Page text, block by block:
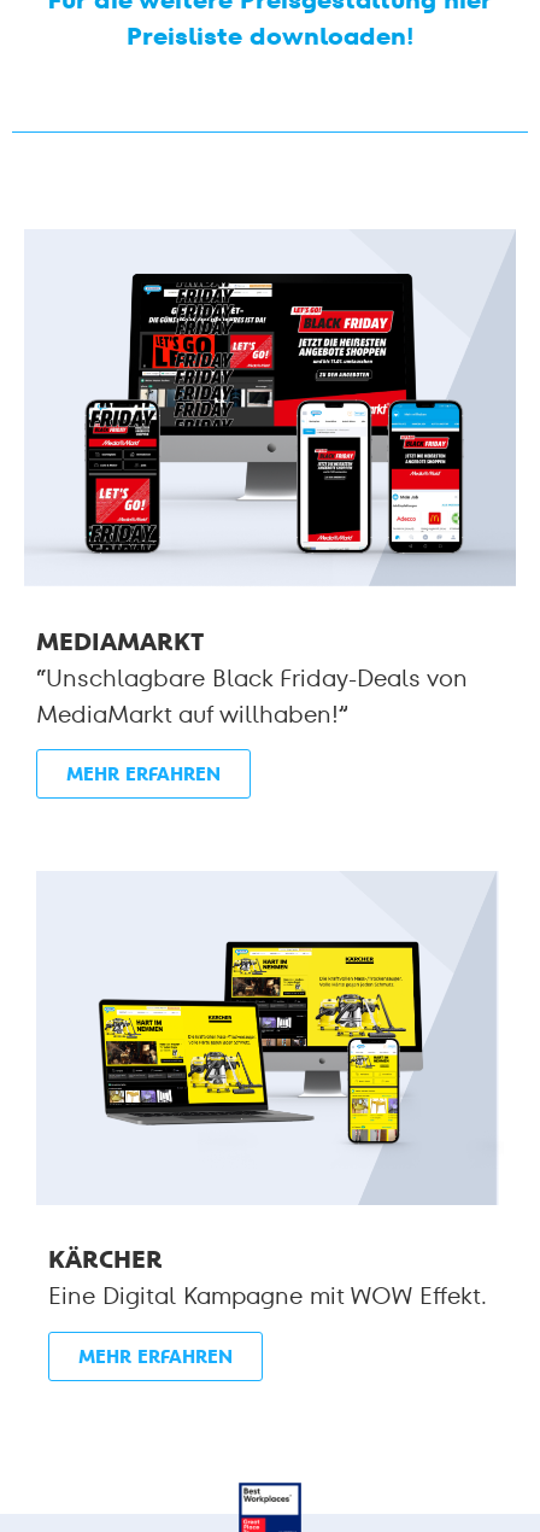
Preisliste downloaden!
MEDIAMARKT
“Unschlagbare Black Friday-Deals von
MediaMarkt auf willhaben!”
MEHR ERFAHREN
KÄRCHER
Eine Digital Kampagne mit WOW Effekt.
MEHR ERFAHREN